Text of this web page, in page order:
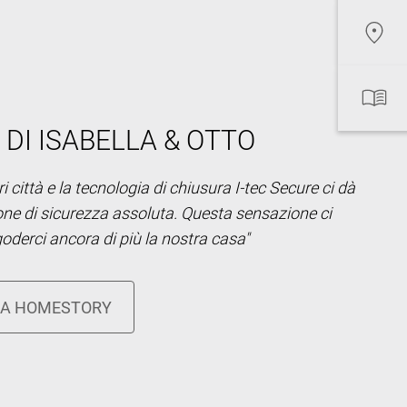
ISABELLA & OTTO
città e la tecnologia di chiusura I-tec Secure ci dà
di sicurezza assoluta. Questa sensazione ci
ancora di più la nostra casa"